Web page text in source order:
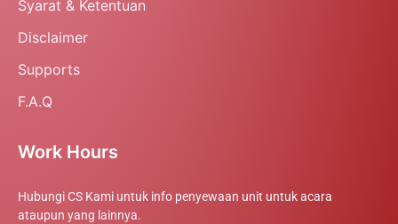
Syarat & Ketentuan
Disclaimer
Supports
F.A.Q
Work Hours
Hubungi CS Kami untuk info penyewaan unit untuk acara
ataupun yang lainnya.